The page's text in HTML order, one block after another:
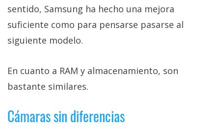
sentido, Samsung ha hecho una mejora
suficiente como para pensarse pasarse al
siguiente modelo.
En cuanto a RAM y almacenamiento, son
bastante similares.
Cámaras sin diferencias